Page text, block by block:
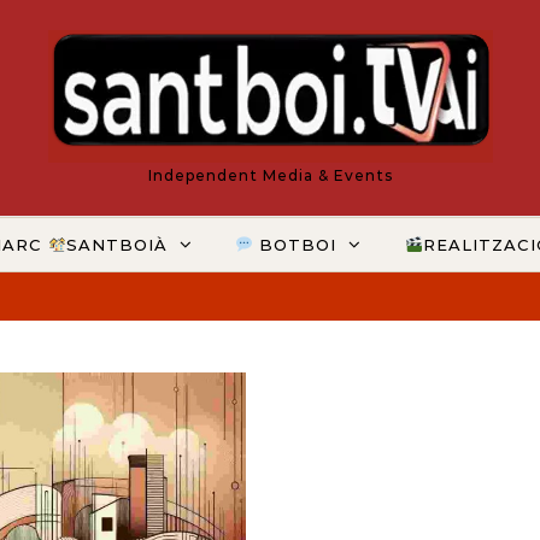
Independent Media & Events
SANTBOIÀ BOTBOI